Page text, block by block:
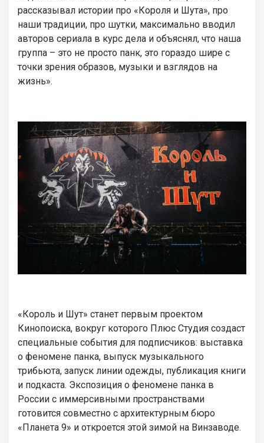
рассказывал истории про «Короля и Шута», про
наши традиции, про шутки, максимально вводил
авторов сериала в курс дела и объяснял, что наша
группа – это не просто панк, это гораздо шире с
точки зрения образов, музыки и взглядов на
жизнь».
«Король и Шут» станет первым проектом
Кинопоиска, вокруг которого Плюс Студия создаст
специальные события для подписчиков: выставка
о феномене панка, выпуск музыкального
трибьюта, запуск линии одежды, публикация книги
и подкаста. Экспозиция о феномене панка в
России с иммерсивными пространствами
готовится совместно с архитектурным бюро
«Планета 9» и откроется этой зимой на Винзаводе.